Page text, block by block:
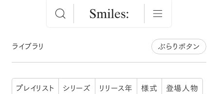
ライブラリ ぶらりボタン
プレイリスト シリーズ リリース年 様式 登場人物